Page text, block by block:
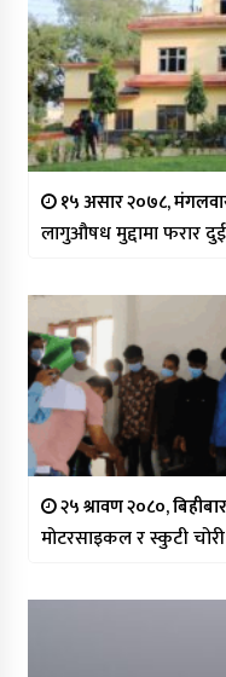
१५ असार २०७८,
लागुऔषध मुद्दामा फरार
२५ श्रावण २०८०,
मोटरसाइकल र स्कुटी चोरी